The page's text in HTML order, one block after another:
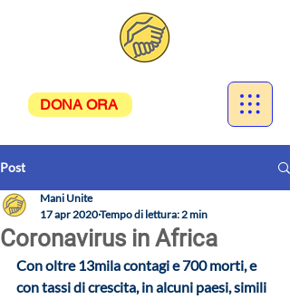
DONA ORA
Post
Coronavirus in Africa
Mani Unite
17 apr 2020Tempo di lettura: 2 min
Con oltre 13mila contagi e 700 morti, e
con tassi di crescita, in alcuni paesi, simili